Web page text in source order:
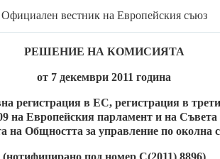
Официален вестник на Европейския съюз
РЕШЕНИЕ НА КОМИСИЯТА
от 7 декември 2011 година
регистрация в ЕС, регистрация в
на Европейския парламент и на Съвета
на Общността за управление по околна
(нотифицирано под номер C(2011) 8896)